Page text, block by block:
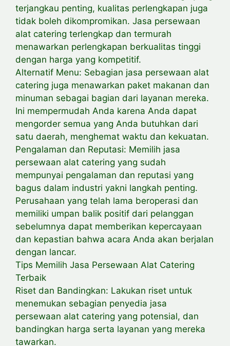
terjangkau penting, kualitas perlengkapan juga
tidak boleh dikompromikan. Jasa persewaan
alat catering terlengkap dan termurah
menawarkan perlengkapan berkualitas tinggi
dengan harga yang kompetitif.
Alternatif Menu: Sebagian jasa persewaan alat
catering juga menawarkan paket makanan dan
minuman sebagai bagian dari layanan mereka.
Ini mempermudah Anda karena Anda dapat
mengorder semua yang Anda butuhkan dari
satu daerah, menghemat waktu dan kekuatan.
Pengalaman dan Reputasi: Memilih jasa
persewaan alat catering yang sudah
mempunyai pengalaman dan reputasi yang
bagus dalam industri yakni langkah penting.
Perusahaan yang telah lama beroperasi dan
memiliki umpan balik positif dari pelanggan
sebelumnya dapat memberikan kepercayaan
dan kepastian bahwa acara Anda akan berjalan
dengan lancar.
Tips Memilih Jasa Persewaan Alat Catering
Terbaik
Riset dan Bandingkan: Lakukan riset untuk
menemukan sebagian penyedia jasa
persewaan alat catering yang potensial, dan
bandingkan harga serta layanan yang mereka
tawarkan.